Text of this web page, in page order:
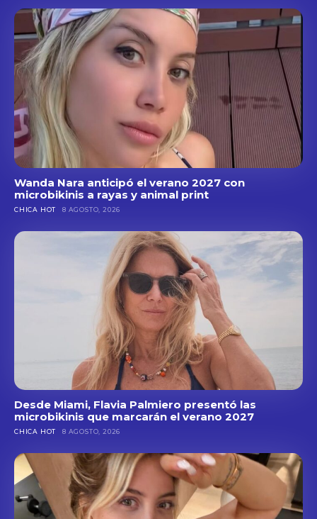
Wanda Nara anticipó el verano 2027 con
microbikinis a rayas y animal print
CHICA HOT 8 AGOSTO, 2026
Desde Miami, Flavia Palmiero presentó las
microbikinis que marcarán el verano 2027
CHICA HOT 8 AGOSTO, 2026